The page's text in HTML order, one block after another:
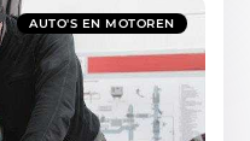
AUTO'S EN MOTOREN